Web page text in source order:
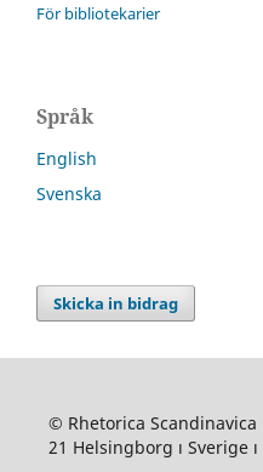
För bibliotekarier
Språk
English
Svenska
Skicka in bidrag
© Rhetorica Scandinavica
21 Helsingborg ı Sverige